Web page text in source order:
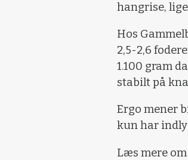
hangrise,
Hos
2,5-2,6
1.100 gram
stabilt på
Ergo mener
kun har
Læs mere